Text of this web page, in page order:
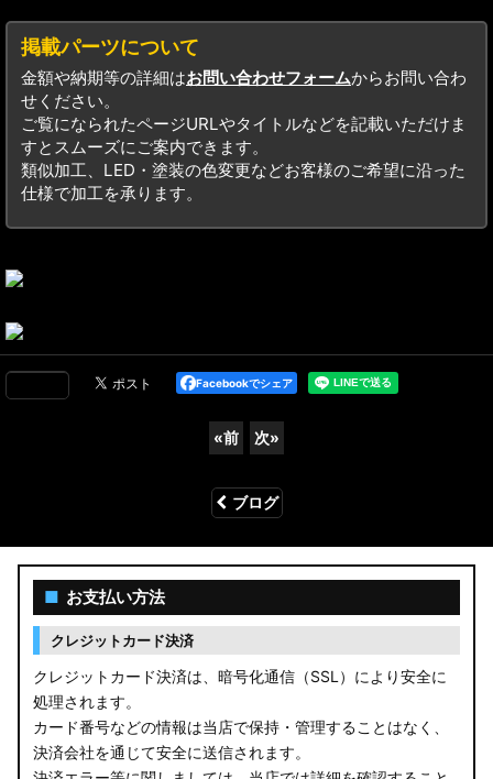
掲載パーツについて
金額や納期等の詳細はお問い合わせフォームからお問い合わ
せください。
ご覧になられたページURLやタイトルなどを記載いただけま
すとスムーズにご案内できます。
類似加工、LED・塗装の色変更などお客様のご希望に沿った
仕様で加工を承ります。
Facebookでシェア
«前 次»
ブログ
■ お支払い方法
クレジットカード決済
クレジットカード決済は、暗号化通信（SSL）により安全に
処理されます。
カード番号などの情報は当店で保持・管理することはなく、
決済会社を通じて安全に送信されます。